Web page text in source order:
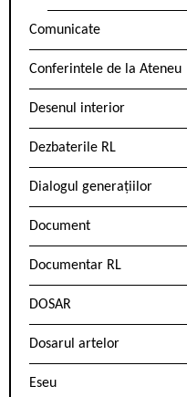
Comunicate
Conferintele de la Ateneu
Desenul interior
Dezbaterile RL
Dialogul generațiilor
Document
Documentar RL
DOSAR
Dosarul artelor
Eseu